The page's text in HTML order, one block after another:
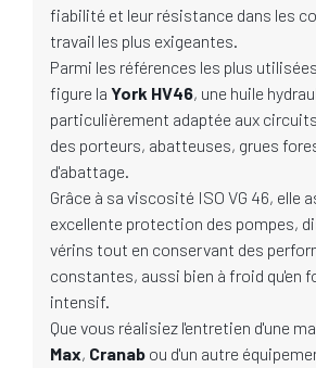
fiabilité et leur résistance dans les
travail les plus exigeantes.
Parmi les références les plus
figure la York HV46, une huile
particulièrement adaptée aux
des porteurs, abatteuses, grues
d'abattage.
Grâce à sa viscosité ISO VG 46, elle
excellente protection des pompes,
vérins tout en conservant des
constantes, aussi bien à froid qu'en
intensif.
Que vous réalisiez l'entretien d'une
Max, Cranab ou d'un autre